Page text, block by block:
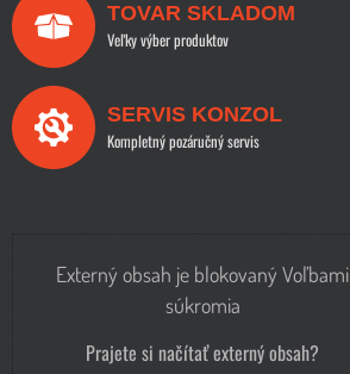
TOVAR SKLADOM
Veľky výber produktov
SERVIS KONZOL
Kompletný pozáručný servis
Externý obsah je blokovaný Voľbami
súkromia
Prajete si načítať externý obsah?